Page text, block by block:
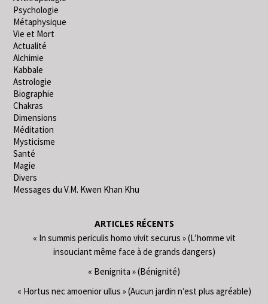
Psychologie
Métaphysique
Vie et Mort
Actualité
Alchimie
Kabbale
Astrologie
Biographie
Chakras
Dimensions
Méditation
Mysticisme
Santé
Magie
Divers
Messages du V.M. Kwen Khan Khu
ARTICLES RÉCENTS
« In summis periculis homo vivit securus » (L’homme vit
insouciant même face à de grands dangers)
« Benignita » (Bénignité)
« Hortus nec amoenior ullus » (Aucun jardin n’est plus agréable)